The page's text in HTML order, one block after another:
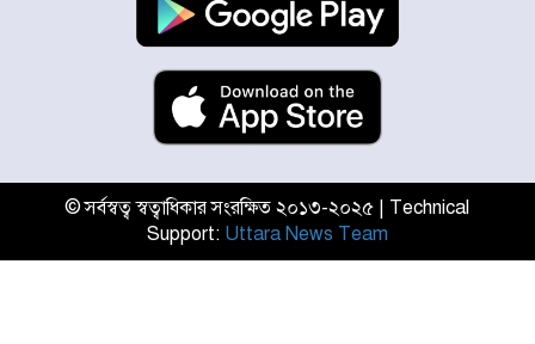
মজুদদারের সর্বোচ্চ শাস্তি মৃত্যুদণ্ড, তাই
ভেবে মজুদ করবেন : আইনমন্ত্রী
আন্তর্জাতিক আদিবাসী দিবস: রাষ্ট্রের
দায়িত্ব ও দায়বদ্ধতা II – মং এ খেন
যৌথ প্রতিরক্ষা চুক্তি স্বাক্ষর করেছে
সৌদি-তুরস্ক-পাকিস্তান
© সর্বস্বত্ব স্বত্বাধিকার সংরক্ষিত ২০১৩-২০২৫ | Technical
Support: Uttara News Team